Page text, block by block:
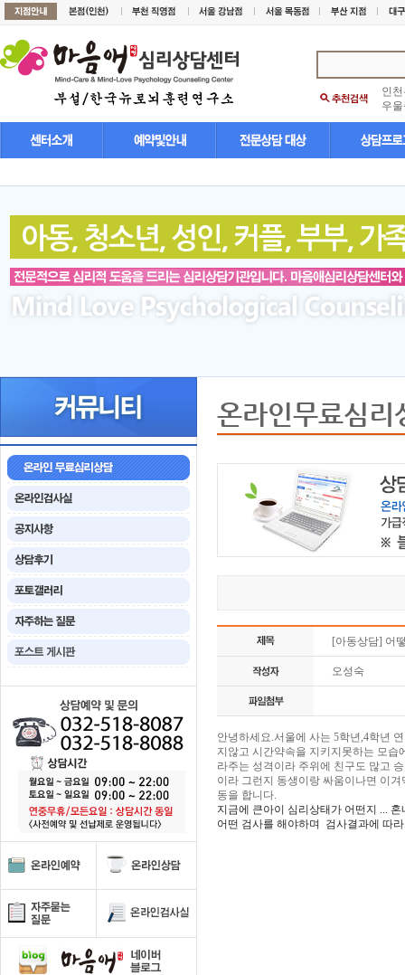
인
우
온라인무료심리
[아동상담] 어
오성숙
안녕하세요.서울에 사는 5학년,4학년
지않고 시간약속을 지키지못하는 모
라주는 성격이라 주위에 친구도 많고
이라 그런지 동생이랑 싸움이나면 이
동을 합니다.
지금에 큰아이 심리상태가 어떤지 ...
어떤 검사를 해야하며 검사결과에 따